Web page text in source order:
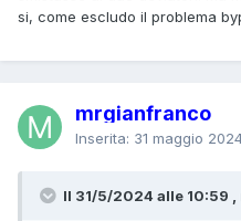
si, come escludo il problema
mrgianfranco
Inserita: 31 maggio
Il 31/5/2024 alle 10:59